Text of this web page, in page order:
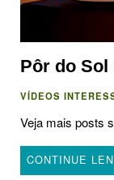
Pôr do
VÍDEOS
Veja mais posts
CONTINUE